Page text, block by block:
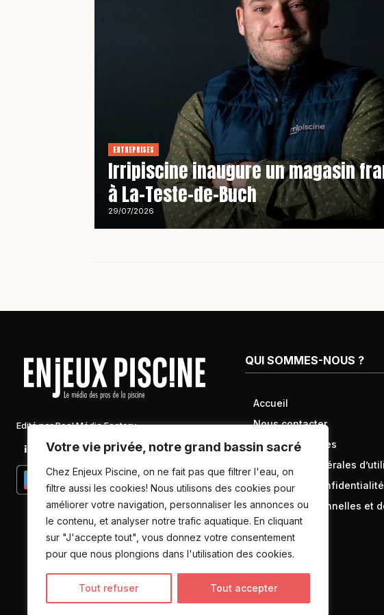
Votre vie privée, notre grand bassin sacré
Chez Enjeux Piscine, on ne fait pas que filtrer l'eau, on
filtre aussi les cookies! Nous utilisons des cookies pour
améliorer votre navigation, personnaliser les annonces ou
le contenu, et analyser notre trafic aquatique. En cliquant
sur "J'accepte tout", vous donnez votre consentement
pour que nous plongions dans l'utilisation des cookies.
Tout refuser Tout accepter
ENTREPRISES
Irripiscine inaugure un magasin
à La-Teste-de-Buch
29/07/2026
Edité par Pool Média Factory
Linkedin Newsletter
QUI SOMMES-NOUS ?
Accueil
Nous contacter
Mentions légales
Conditions générales
Politique de
données personnelles et